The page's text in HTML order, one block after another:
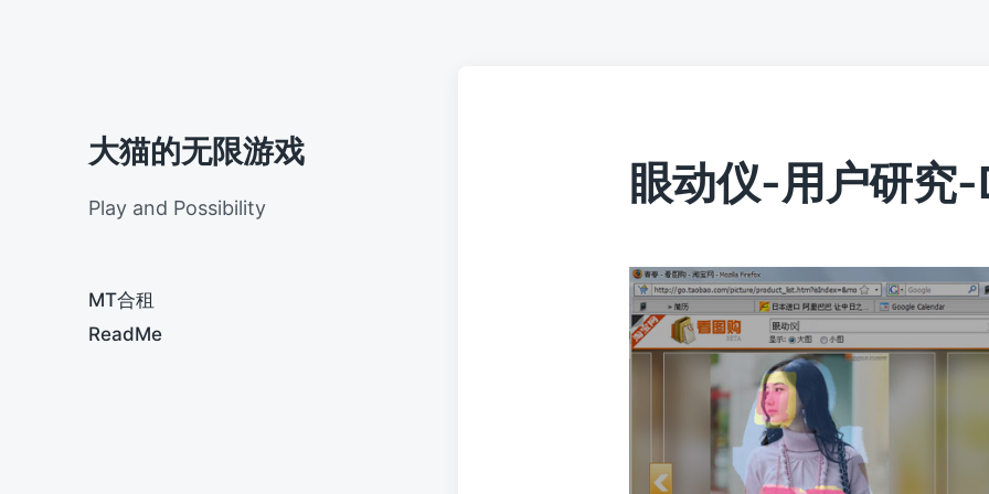
大猫的无限游戏
Play and Possibility
MT合租
ReadMe
眼动仪-用户研究